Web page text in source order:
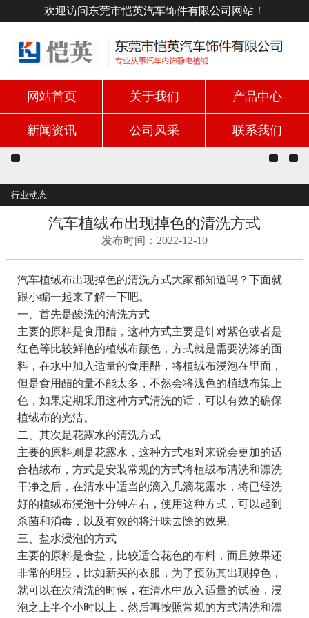
欢迎访问东莞市恺英汽车饰件有限公司网站！
网站首页 关于我们 产品中心
新闻资讯 公司风采 联系我们
行业动态
汽车植绒布出现掉色的清洗方式
发布时间：2022-12-10
汽车植绒布出现掉色的清洗方式大家都知道吗？下面就
跟小编一起来了解一下吧。
一、首先是酸洗的清洗方式
主要的原料是食用醋，这种方式主要是针对紫色或者是
红色等比较鲜艳的植绒布颜色，方式就是需要洗涤的面
料，在水中加入适量的食用醋，将植绒布浸泡在里面，
但是食用醋的量不能太多，不然会将浅色的植绒布染上
色，如果定期采用这种方式清洗的话，可以有效的确保
植绒布的光洁。
二、其次是花露水的清洗方式
主要的原料则是花露水，这种方式相对来说会更加的适
合植绒布，方式是安装常规的方式将植绒布清洗和漂洗
干净之后，在清水中适当的滴入几滴花露水，将已经洗
好的植绒布浸泡十分钟左右，使用这种方式，可以起到
杀菌和消毒，以及有效的将汗味去除的效果。
三、盐水浸泡的方式
主要的原料是食盐，比较适合花色的布料，而且效果还
非常的明显，比如新买的衣服，为了预防其出现掉色，
就可以在次清洗的时候，在清水中放入适量的试验，浸
泡之上半个小时以上，然后再按照常规的方式清洗和漂